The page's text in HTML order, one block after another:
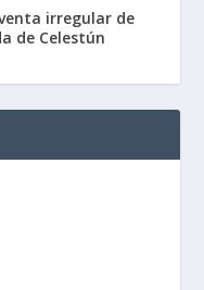
irregular de
de Celestún